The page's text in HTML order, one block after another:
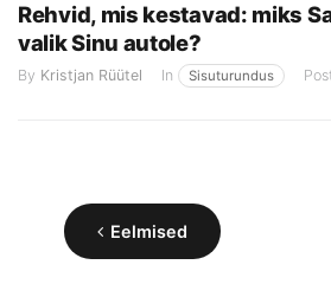
Rehvid, mis kestavad: miks
valik Sinu autole?
By Kristjan Rüütel In Sisuturundus
Navigeerimine
Eelmised
Eelmised